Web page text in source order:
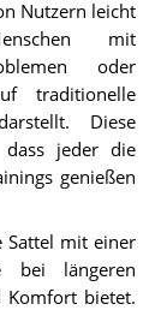
Nutzern leicht
mit
oder
traditionelle
Diese
dass jeder die
genießen
Sattel mit einer
bei längeren
Komfort bietet.